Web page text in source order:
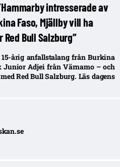
intresserade av
Faso, Mjällby vill ha
Bull Salzburg”
årig anfallstalang från Burkina
Adjei från Värnamo – och
Red Bull Salzburg. Läs dagens